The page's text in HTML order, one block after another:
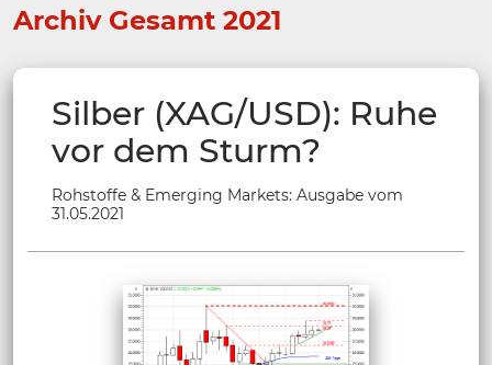
Archiv Gesamt 2021
Silber (XAG/USD): Ruhe
vor dem Sturm?
Rohstoffe & Emerging Markets: Ausgabe vom
31.05.2021